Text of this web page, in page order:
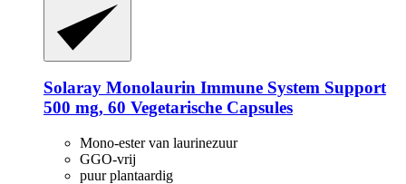
Solaray Monolaurin Immune System Support
500 mg, 60 Vegetarische Capsules
Mono-ester van laurinezuur
GGO-vrij
puur plantaardig